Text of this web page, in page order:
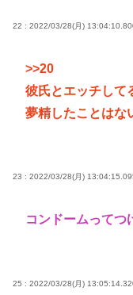
22 : 2022/03/28(月)
>>20
彼氏とエッチして
夢精したことはな
23 : 2022/03/28(月)
コンドームってつ
25 : 2022/03/28(月)